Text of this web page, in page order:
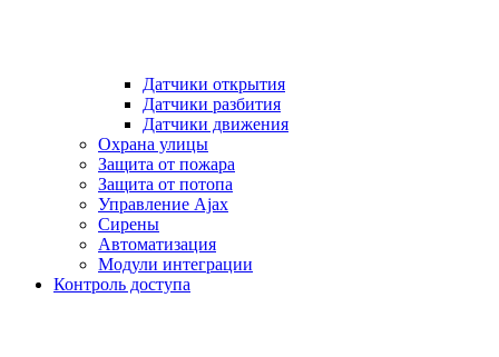
Датчики открытия
Датчики разбития
Датчики движения
Охрана улицы
Защита от пожара
Защита от потопа
Управление Ajax
Сирены
Автоматизация
Модули интеграции
Контроль доступа